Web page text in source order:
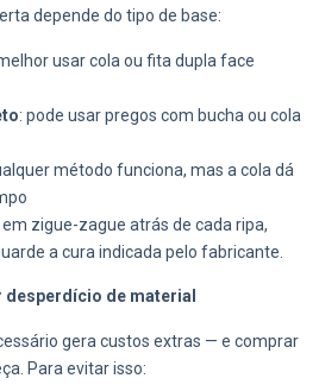
depende do tipo de base:
usar cola ou fita dupla face
: pode usar pregos com bucha ou cola
método funciona, mas a cola dá
zigue-zague atrás de cada ripa,
a cura indicada pelo fabricante.
desperdício de material
gera custos extras — e comprar
Para evitar isso: